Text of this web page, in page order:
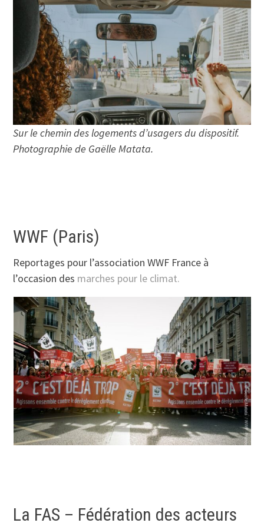
Sur le chemin des logements d’usagers du dispositif.
Photographie de Gaëlle Matata.
WWF (Paris)
Reportages pour l’association WWF France à
l’occasion des marches pour le climat.
La FAS – Fédération des acteurs